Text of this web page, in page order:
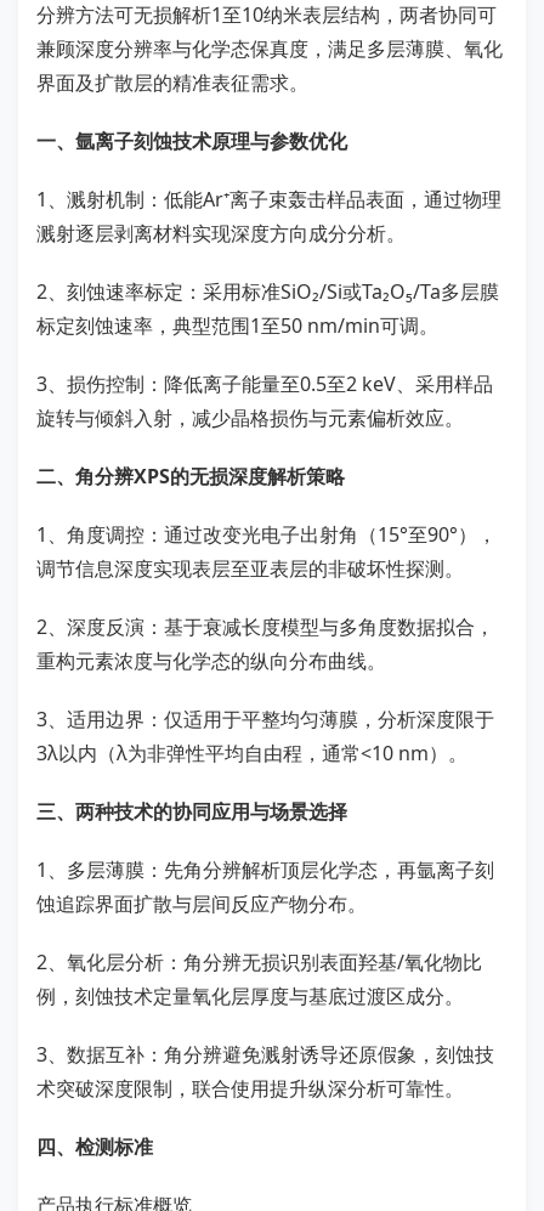
分辨方法可无损解析1至10纳米表层结构，两者协同可
兼顾深度分辨率与化学态保真度，满足多层薄膜、氧化
界面及扩散层的精准表征需求。
一、氩离子刻蚀技术原理与参数优化
1、溅射机制：低能Ar⁺离子束轰击样品表面，通过物理
溅射逐层剥离材料实现深度方向成分分析。
2、刻蚀速率标定：采用标准SiO₂/Si或Ta₂O₅/Ta多层膜
标定刻蚀速率，典型范围1至50 nm/min可调。
3、损伤控制：降低离子能量至0.5至2 keV、采用样品
旋转与倾斜入射，减少晶格损伤与元素偏析效应。
二、角分辨XPS的无损深度解析策略
1、角度调控：通过改变光电子出射角（15°至90°），
调节信息深度实现表层至亚表层的非破坏性探测。
2、深度反演：基于衰减长度模型与多角度数据拟合，
重构元素浓度与化学态的纵向分布曲线。
3、适用边界：仅适用于平整均匀薄膜，分析深度限于
3λ以内（λ为非弹性平均自由程，通常<10 nm）。
三、两种技术的协同应用与场景选择
1、多层薄膜：先角分辨解析顶层化学态，再氩离子刻
蚀追踪界面扩散与层间反应产物分布。
2、氧化层分析：角分辨无损识别表面羟基/氧化物比
例，刻蚀技术定量氧化层厚度与基底过渡区成分。
3、数据互补：角分辨避免溅射诱导还原假象，刻蚀技
术突破深度限制，联合使用提升纵深分析可靠性。
四、检测标准
产品执行标准概览